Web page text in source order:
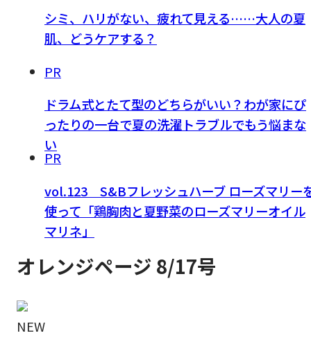
シミ、ハリがない、疲れて見える……大人の夏
肌、どうケアする？
PR
ドラム式とたて型のどちらがいい？わが家にぴ
ったりの一台で夏の洗濯トラブルでもう悩まな
い
PR
vol.123 S&Bフレッシュハーブ ローズマリー
使って「鶏胸肉と夏野菜のローズマリーオイル
マリネ」
オレンジページ 8/17号
NEW